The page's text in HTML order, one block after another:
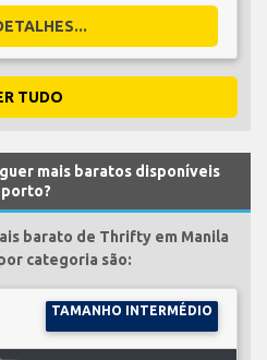
TUDO
mais baratos disponíveis
barato de Thrifty em Manila
categoria são:
TAMANHO INTERMÉDIO